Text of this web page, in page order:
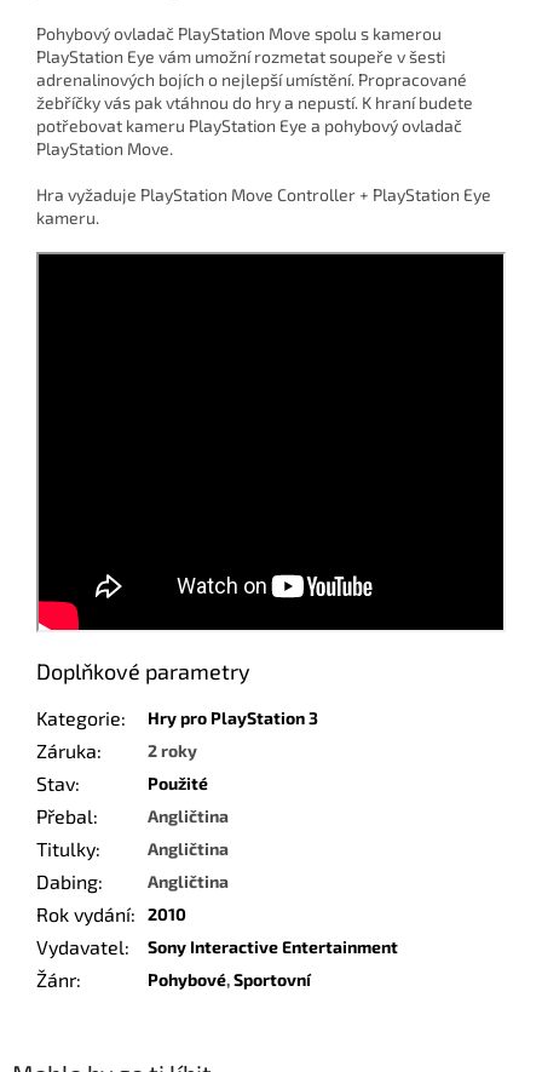
Pohybový ovladač PlayStation Move spolu s kamerou
PlayStation Eye vám umožní rozmetat soupeře v šesti
adrenalinových bojích o nejlepší umístění. Propracované
žebříčky vás pak vtáhnou do hry a nepustí. K hraní budete
potřebovat kameru PlayStation Eye a pohybový ovladač
PlayStation Move.
Hra vyžaduje PlayStation Move Controller + PlayStation Eye
kameru.
Doplňkové parametry
Kategorie: Hry pro PlayStation 3
Záruka: 2 roky
Stav: Použité
Přebal: Angličtina
Titulky: Angličtina
Dabing: Angličtina
Rok vydání: 2010
Vydavatel: Sony Interactive Entertainment
Žánr: Pohybové,Sportovní